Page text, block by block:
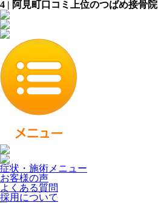
4 | 阿見町口コミ上位のつばめ接骨院
症状・施術メニュー
お客様の声
よくある質問
採用について